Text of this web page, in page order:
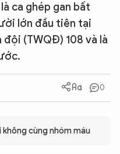
ca ghép gan bất
lớn đầu tiên tại
đội (TWQĐ) 108 và là
0
không cùng nhóm máu